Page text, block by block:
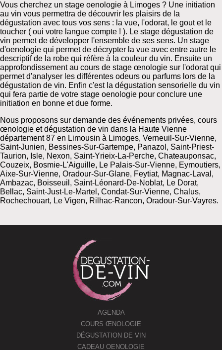
Vous cherchez un stage oenologie à Limoges ? Une initiation
au vin vous permettra de découvrir les plaisirs de la
dégustation avec tous vos sens : la vue, l'odorat, le gout et le
toucher ( oui votre langue compte ! ). Le stage dégustation de
vin permet de développer l'ensemble de ses sens. Un stage
d'oenologie qui permet de décrypter la vue avec entre autre le
descriptif de la robe qui réfère à la couleur du vin. Ensuite un
approfondissement au cours de stage œnologie sur l'odorat qui
permet d'analyser les différentes odeurs ou parfums lors de la
dégustation de vin. Enfin c'est la dégustation sensorielle du vin
qui fera partie de votre stage oenologie pour conclure une
initiation en bonne et due forme.
Nous proposons sur demande des événements privées, cours
œnologie et dégustation de vin dans la Haute Vienne
département 87 en Limousin à Limoges, Verneuil-Sur-Vienne,
Saint-Junien, Bessines-Sur-Gartempe, Panazol, Saint-Priest-
Taurion, Isle, Nexon, Saint-Yrieix-La-Perche, Chateauponsac,
Couzeix, Bosmie-L'Aiguille, Le Palais-Sur-Vienne, Eymoutiers,
Aixe-Sur-Vienne, Oradour-Sur-Glane, Feytiat, Magnac-Laval,
Ambazac, Boisseuil, Saint-Léonard-De-Noblat, Le Dorat,
Bellac, Saint-Just-Le-Martel, Condat-Sur-Vienne, Chalus,
Rochechouart, Le Vigen, Rilhac-Rancon, Oradour-Sur-Vayres.
AGENDA
COURS ŒNOLOGIE
DÉGUSTATION DE VIN
CADEAU OENOLOGIE